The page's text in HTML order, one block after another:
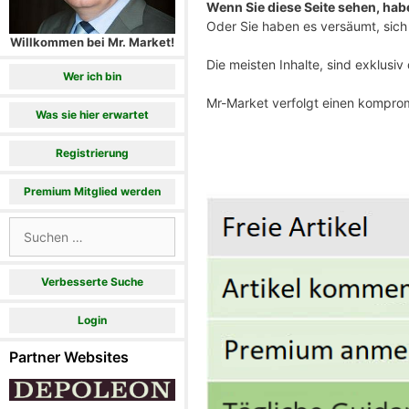
Wenn Sie diese Seite sehen,
Oder Sie haben es versäumt,
Die meisten Inhalte, sind
Mr-Market verfolgt einen
Willkommen bei Mr. Market!
Wer ich bin
Was sie hier erwartet
Registrierung
Premium Mitglied werden
nach:
Verbesserte Suche
Login
Partner Websites